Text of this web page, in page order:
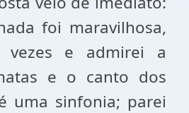
foi maravilhosa,
vezes e admirei a
e o canto dos
uma sinfonia; parei